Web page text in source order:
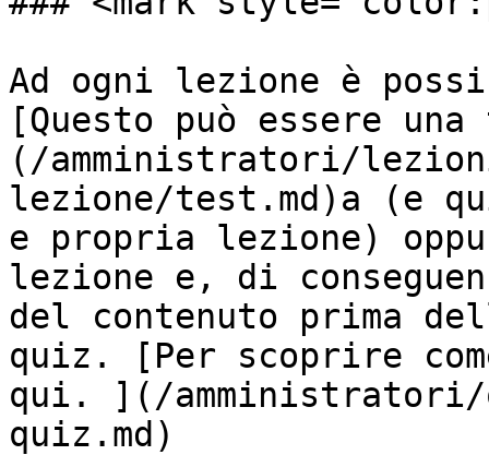
Ad ogni lezione è
[Questo può essere
(/amministratori/
lezione/test.md)a (e
e propria lezione)
lezione e, di
del contenuto prima
quiz. [Per scoprire
qui. ](/amministratori/
quiz.md)